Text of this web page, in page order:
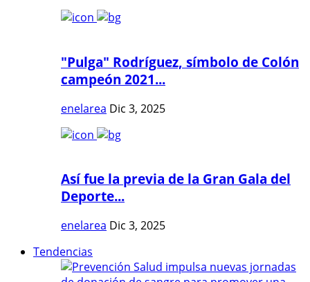
"Pulga" Rodríguez, símbolo de Colón
campeón 2021...
enelarea Dic 3, 2025
Así fue la previa de la Gran Gala del
Deporte...
enelarea Dic 3, 2025
Tendencias